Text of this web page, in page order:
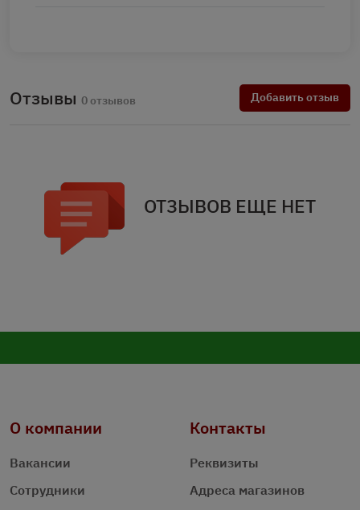
Отзывы 0 отзывов Добавить отзыв
ОТЗЫВОВ ЕЩЕ НЕТ
О компании
Вакансии
Сотрудники
Контакты
Реквизиты
Адреса магазинов